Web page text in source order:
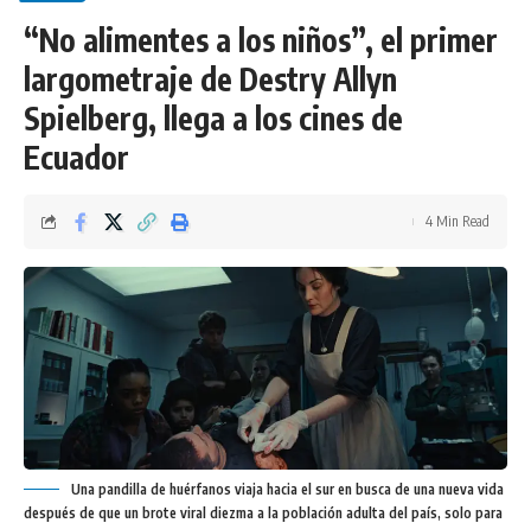
“No alimentes a los niños”, el primer
largometraje de Destry Allyn
Spielberg, llega a los cines de
Ecuador
4 Min Read
Una pandilla de huérfanos viaja hacia el sur en busca de una nueva vida
después de que un brote viral diezma a la población adulta del país, solo para